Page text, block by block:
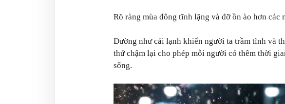
Rõ ràng mùa đông tĩnh lặng và đỡ ồn ào hơn các
Dường như cái lạnh khiến người ta trầm tĩnh và
thứ chậm lại cho phép mỗi người có thêm thời
sống.